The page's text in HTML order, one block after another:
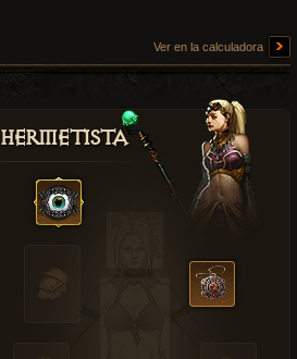
Ver en la calculadora
Hermetista